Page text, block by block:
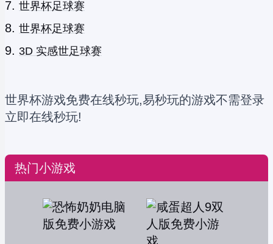
世界杯足球赛
世界杯足球赛
3D 实感世足球赛
世界杯游戏免费在线秒玩,易秒玩的游戏不需登录
立即在线秒玩!
热门小游戏